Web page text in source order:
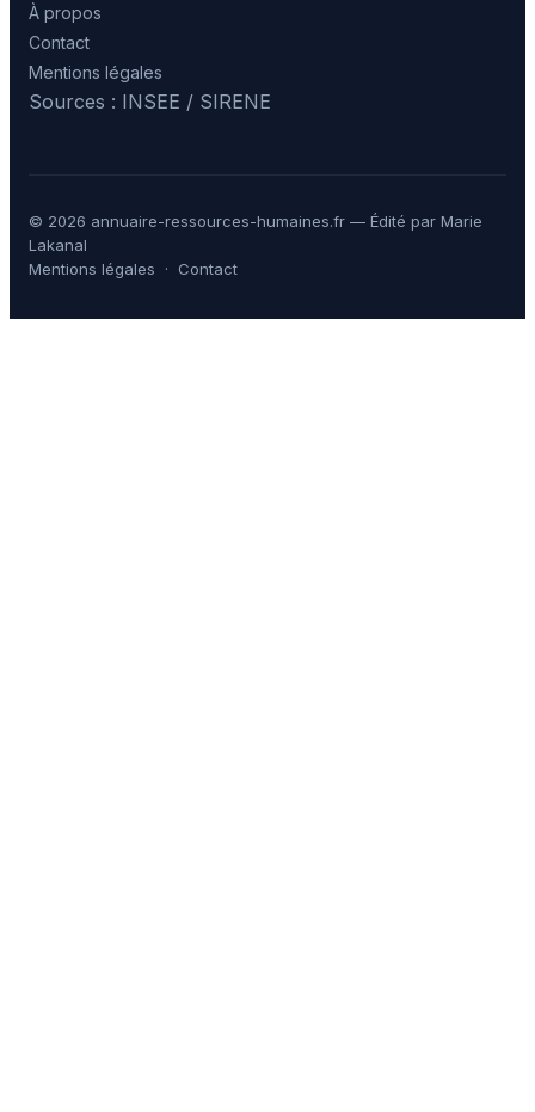
À propos
Contact
Mentions légales
Sources : INSEE / SIRENE
© 2026 annuaire-ressources-humaines.fr — Édité par Marie
Lakanal
Mentions légales · Contact